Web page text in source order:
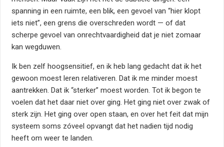
spanning in een ruimte, een blik, een gevoel van “hier klopt
iets niet”, een grens die overschreden wordt — of dat
scherpe gevoel van onrechtvaardigheid dat je niet zomaar
kan wegduwen.
Ik ben zelf hoogsensitief, en ik heb lang gedacht dat ik het
gewoon moest leren relativeren. Dat ik me minder moest
aantrekken. Dat ik “sterker” moest worden. Tot ik begon te
voelen dat het daar niet over ging. Het ging niet over zwak of
sterk zijn. Het ging over open staan, en over het feit dat mijn
systeem soms zóveel opvangt dat het nadien tijd nodig
heeft om weer te landen.